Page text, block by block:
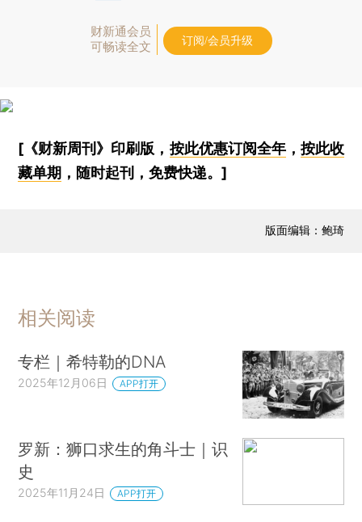
财新通会员
可畅读全文
订阅/会员升级
[《财新周刊》印刷版， 按此优惠订阅全年， 按此收
藏单期 ，随时起刊，免费快递。]
版面编辑：鲍琦
相关阅读
专栏｜希特勒的DNA
2025年12月06日 APP打开
罗新：狮口求生的角斗士｜识
史
2025年11月24日 APP打开